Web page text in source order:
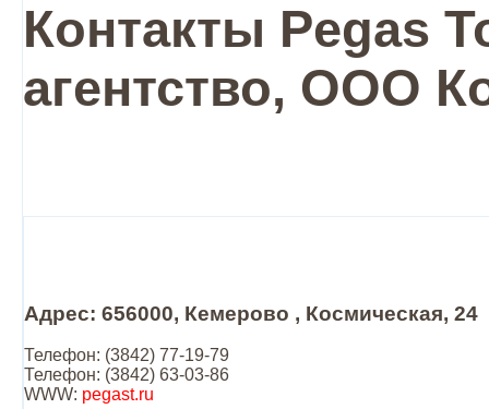
Контакты Pegas
агентство, ООО
Адрес: 656000, Кемерово , Космическая, 24
Телефон: (3842) 77-19-79
Телефон: (3842) 63-03-86
WWW: pegast.ru